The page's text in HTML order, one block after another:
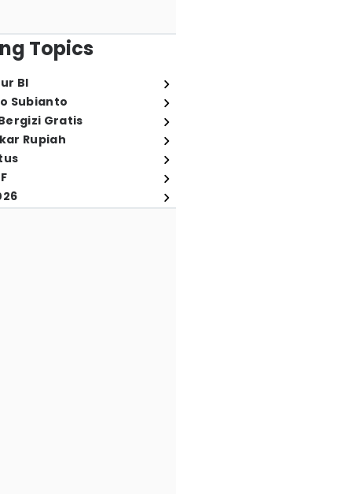
Topics
BI
Subianto
Gratis
Rupiah